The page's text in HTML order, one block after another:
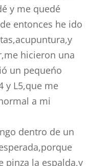
y me quedé
entonces he ido
hicieron una
un pequeńo
y L5,que me
a mi
dentro de un
pinza la espalda,y